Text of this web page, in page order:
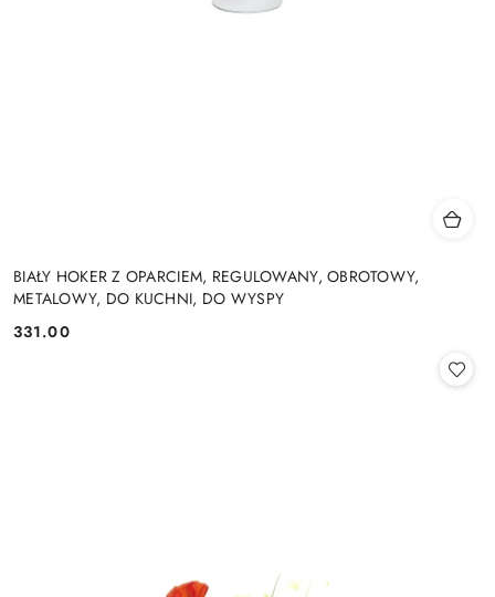
BIAŁY HOKER Z OPARCIEM, REGULOWANY, OBROTOWY,
METALOWY, DO KUCHNI, DO WYSPY
Cena:
331.00